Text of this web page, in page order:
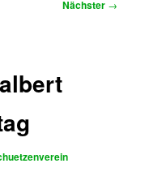
Nächster →